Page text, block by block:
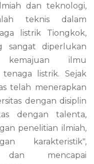
dan teknologi,
teknis dalam
listrik Tiongkok,
sangat diperlukan
kemajuan ilmu
listrik. Sejak
telah menerapkan
dengan disiplin
dengan talenta,
penelitian ilmiah,
karakteristik",
dan mencapai